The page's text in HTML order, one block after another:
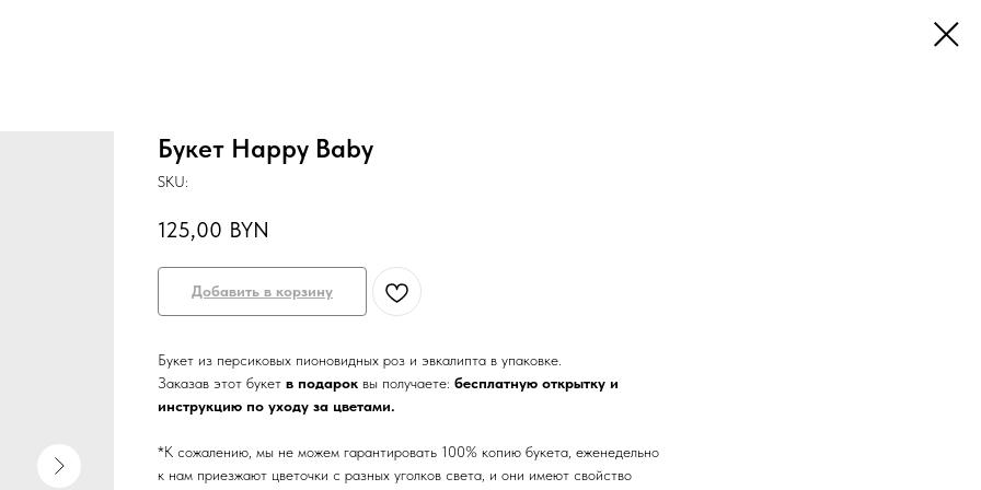
Букет Happy Baby
SKU:
125,00 BYN
Добавить в корзину
Букет из персиковых пионовидных роз и эвкалипта в упаковке.
Заказав этот букет в подарок вы получаете: бесплатную открытку и
инструкцию по уходу за цветами.
*К сожалению, мы не можем гарантировать 100% копию букета, еженедельно
к нам приезжают цветочки с разных уголков света, и они имеют свойство